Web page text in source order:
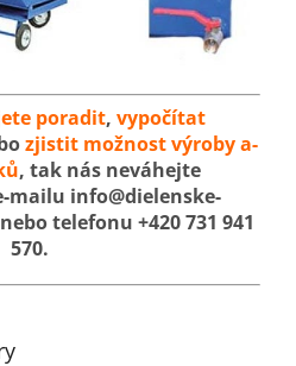
poradit, vypočítat
zjistit možnost výroby a-
, tak nás neváhejte
info@dielenske-
telefonu +420 731 941
570.